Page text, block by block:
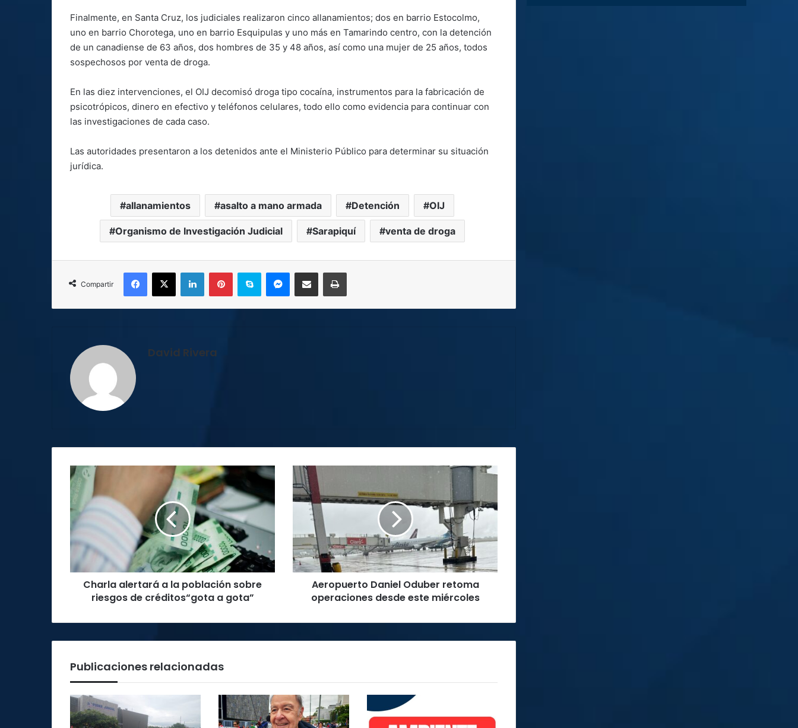
Finalmente, en Santa Cruz, los judiciales realizaron cinco allanamientos; dos en barrio Estocolmo,
uno en barrio Chorotega, uno en barrio Esquipulas y uno más en Tamarindo centro, con la detención
de un canadiense de 63 años, dos hombres de 35 y 48 años, así como una mujer de 25 años, todos
sospechosos por venta de droga.
En las diez intervenciones, el OIJ decomisó droga tipo cocaína, instrumentos para la fabricación de
psicotrópicos, dinero en efectivo y teléfonos celulares, todo ello como evidencia para continuar con
las investigaciones de cada caso.
Las autoridades presentaron a los detenidos ante el Ministerio Público para determinar su situación
jurídica.
allanamientos asalto a mano armada Detención OIJ
Organismo de Investigación Judicial Sarapiquí venta de droga
Compartir
Facebook
X LinkedInPinterestSkype MessengerCompartir por correo electrónicoImprimir
David Rivera
Charla
alertará
la
población
sobre
riesgos
créditos“gota
Charla alertará a la población sobre
riesgos de créditos“gota a gota”
Aeropuerto
Daniel
Oduber
retoma
operaciones
desde
este
miércoles
Aeropuerto Daniel Oduber retoma
operaciones desde este miércoles
Publicaciones relacionadas